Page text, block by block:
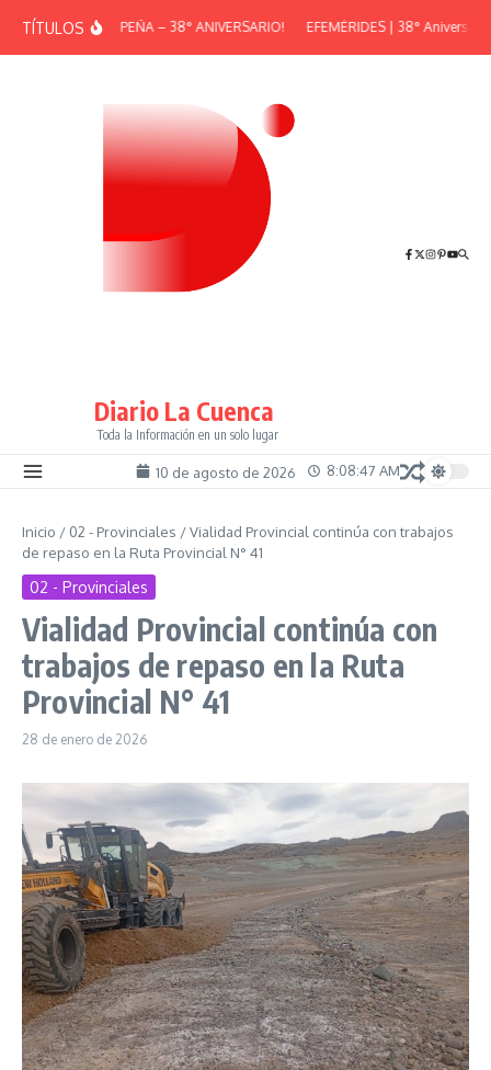
TÍTULOS¡GRAN PEÑA – 38° ANIVERSARIO! EFEMÉRIDES | 38°
Diario La Cuenca
Toda la Información en un solo lugar
10 de agosto de 2026 8:08:48 AM
Inicio / 02 - Provinciales /Vialidad Provincial continúa con trabajos
de repaso en la Ruta Provincial N° 41
02 - Provinciales
Vialidad Provincial continúa con
trabajos de repaso en la Ruta
Provincial N° 41
28 de enero de 2026